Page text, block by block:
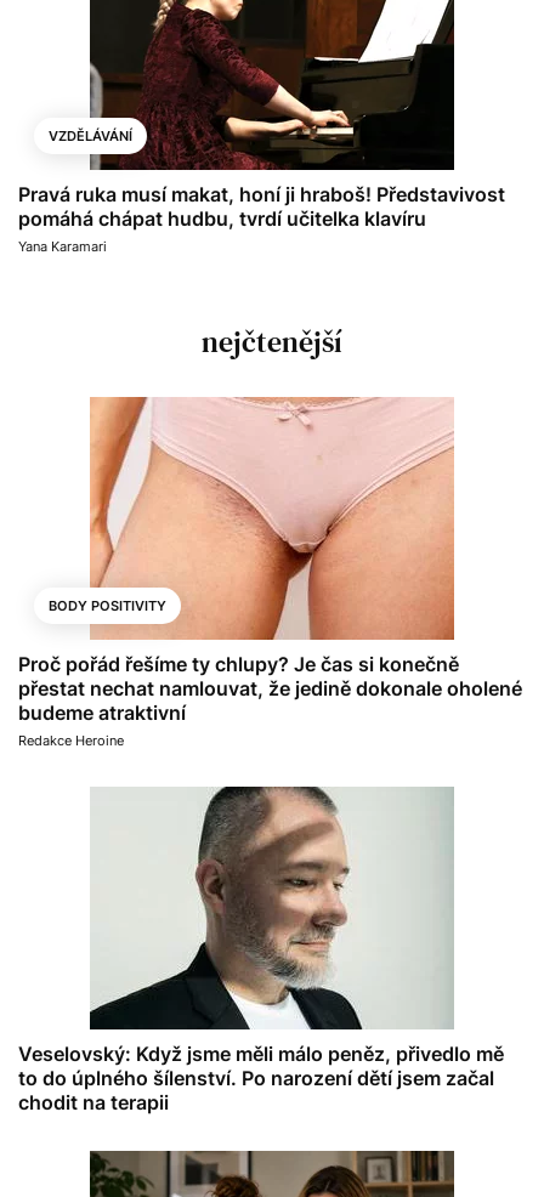
VZDĚLÁVÁNÍ
Pravá ruka musí makat, honí ji hraboš! Představivost
pomáhá chápat hudbu, tvrdí učitelka klavíru
Yana Karamari
nejčtenější
BODY POSITIVITY
Proč pořád řešíme ty chlupy? Je čas si konečně
přestat nechat namlouvat, že jedině dokonale oholené
budeme atraktivní
Redakce Heroine
Veselovský: Když jsme měli málo peněz, přivedlo mě
to do úplného šílenství. Po narození dětí jsem začal
chodit na terapii